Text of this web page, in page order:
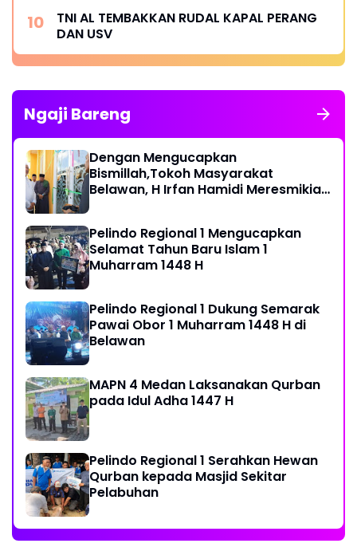
TNI AL TEMBAKKAN RUDAL KAPAL PERANG
DAN USV
Ngaji Bareng
Dengan Mengucapkan
Bismillah,Tokoh Masyarakat
Belawan, H Irfan Hamidi Meresmikian
Pelindo Regional 1 Mengucapkan
Selamat Tahun Baru Islam 1
Muharram 1448 H
Pelindo Regional 1 Dukung Semarak
Pawai Obor 1 Muharram 1448 H di
Belawan
MAPN 4 Medan Laksanakan Qurban
pada Idul Adha 1447 H
Pelindo Regional 1 Serahkan Hewan
Qurban kepada Masjid Sekitar
Pelabuhan